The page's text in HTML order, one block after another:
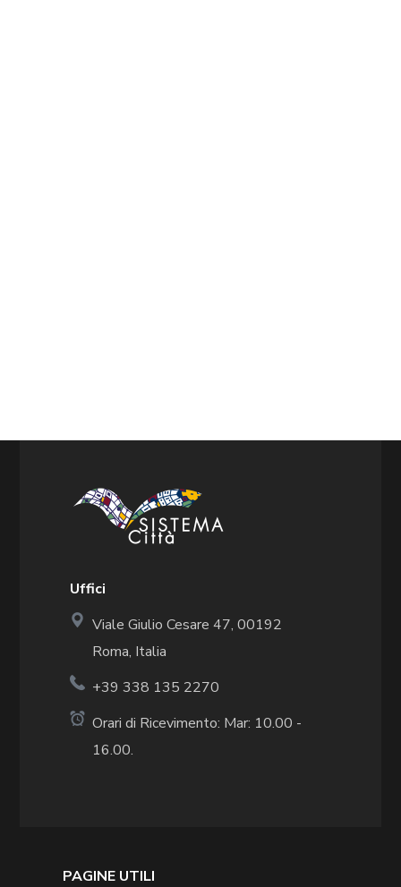
Uffici
Viale Giulio Cesare 47, 00192
Roma, Italia
+39 338 135 2270
Orari di Ricevimento: Mar: 10.00 -
16.00.
PAGINE UTILI